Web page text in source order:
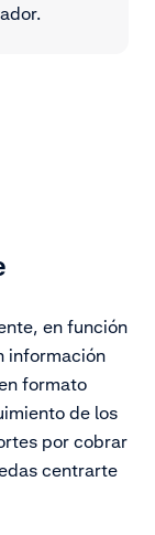
en función
información
formato
de los
por cobrar
centrarte